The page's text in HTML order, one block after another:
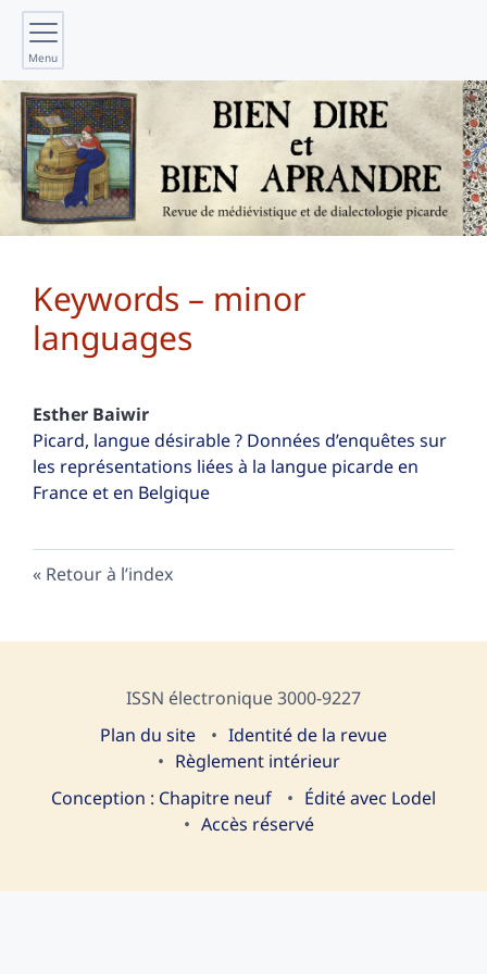
Menu
Keywords – minor
languages
Esther Baiwir
Picard, langue désirable ? Données d’enquêtes sur
les représentations liées à la langue picarde en
France et en Belgique
Retour à l’index
ISSN électronique 3000-9227
Plan du site
Identité de la revue
Règlement intérieur
Conception : Chapitre neuf
Édité avec Lodel
Accès réservé